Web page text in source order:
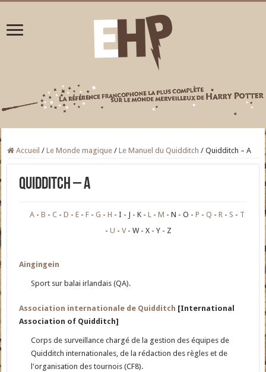
Accueil / Le Monde magique / Le Manuel du Quidditch / Quidditch – A
Quidditch – A
A B C D E F G H I J K L M N O P Q R S
T
U
V W X Y Z
Aingingein
Sport sur balai irlandais (QA).
Association internationale de Quidditch [International
Association of Quidditch]
Corps de surveillance chargé de la gestion des équipes de
Quidditch internationales, de la rédaction des règles et de
l'organisation des tournois (CF8).